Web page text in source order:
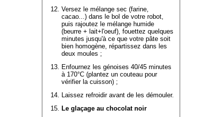
Versez le mélange sec (farine,
cacao...) dans le bol de votre robot,
puis rajoutez le mélange humide
(beurre + lait+l'oeuf), fouettez quelques
minutes jusqu'à ce que votre pâte soit
bien homogène, répartissez dans les
deux moules ;
Enfournez les génoises 40/45 minutes
à 170°C (plantez un couteau pour
vérifier la cuisson) ;
Laissez refroidir avant de les démouler.
Le glaçage au chocolat noir